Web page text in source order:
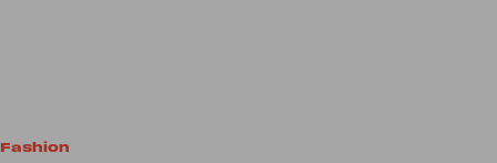
Fashion